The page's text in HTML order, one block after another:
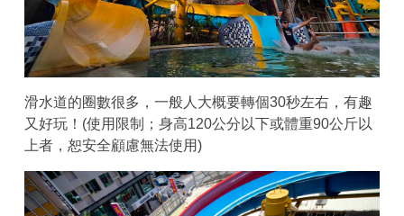
滑水道的圈數很多，一般人大概要轉個30秒左右，有趣
又好玩！(使用限制；身高120公分以下或體重90公斤以
上者，恕安全顧慮無法使用)